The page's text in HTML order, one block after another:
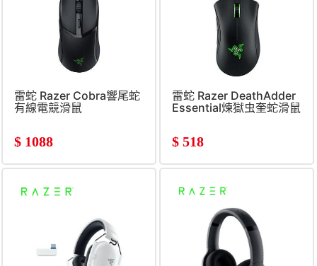
雷蛇 Razer Cobra響尾蛇
有線電競滑鼠
$ 1088
雷蛇 Razer DeathAdder
Essential煉獄虫奎蛇滑鼠
$ 518